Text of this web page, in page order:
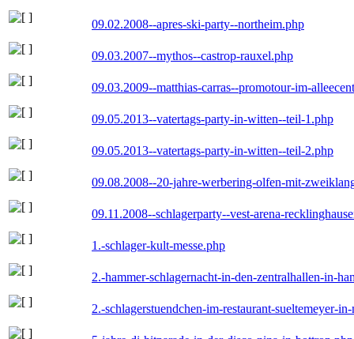
09.02.2008--apres-ski-party--northeim.php
09.03.2007--mythos--castrop-rauxel.php
09.03.2009--matthias-carras--promotour-im-
09.05.2013--vatertags-party-in-witten--teil-1.php
09.05.2013--vatertags-party-in-witten--teil-2.php
09.08.2008--20-jahre-werbering-olfen-mit-
09.11.2008--schlagerparty--vest-arena-
1.-schlager-kult-messe.php
2.-hammer-schlagernacht-in-den-zentralhallen-in-
2.-schlagerstuendchen-im-restaurant-sueltemeyer-